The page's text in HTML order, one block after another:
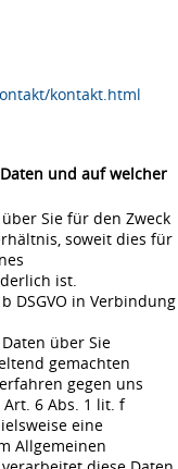
kontakt.html
und auf welcher
Sie für den Zweck
soweit dies für
ist.
DSGVO in Verbindung
über Sie
gemachten
gegen uns
6 Abs. 1 lit. f
eine
Allgemeinen